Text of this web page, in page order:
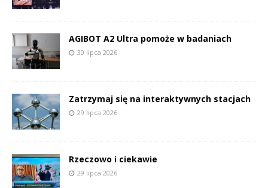
AGIBOT A2 Ultra pomoże w badaniach
30 lipca 2026
Zatrzymaj się na interaktywnych stacjach
29 lipca 2026
Rzeczowo i ciekawie
29 lipca 2026